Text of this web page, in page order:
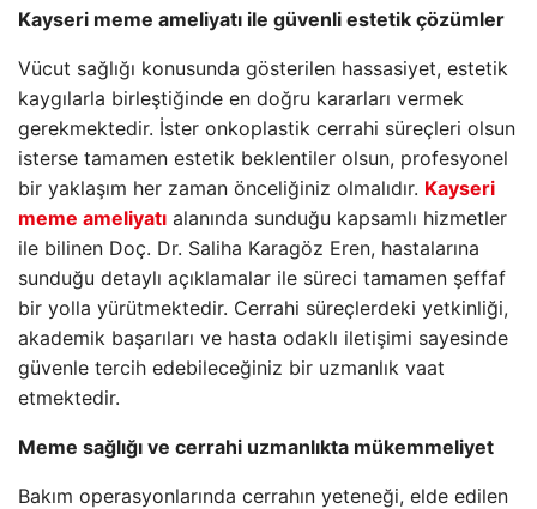
Kayseri meme ameliyatı ile güvenli estetik çözümler
Vücut sağlığı konusunda gösterilen hassasiyet, estetik
kaygılarla birleştiğinde en doğru kararları vermek
gerekmektedir. İster onkoplastik cerrahi süreçleri olsun
isterse tamamen estetik beklentiler olsun, profesyonel
bir yaklaşım her zaman önceliğiniz olmalıdır. Kayseri
meme ameliyatı alanında sunduğu kapsamlı hizmetler
ile bilinen Doç. Dr. Saliha Karagöz Eren, hastalarına
sunduğu detaylı açıklamalar ile süreci tamamen şeffaf
bir yolla yürütmektedir. Cerrahi süreçlerdeki yetkinliği,
akademik başarıları ve hasta odaklı iletişimi sayesinde
güvenle tercih edebileceğiniz bir uzmanlık vaat
etmektedir.
Meme sağlığı ve cerrahi uzmanlıkta mükemmeliyet
Bakım operasyonlarında cerrahın yeteneği, elde edilen